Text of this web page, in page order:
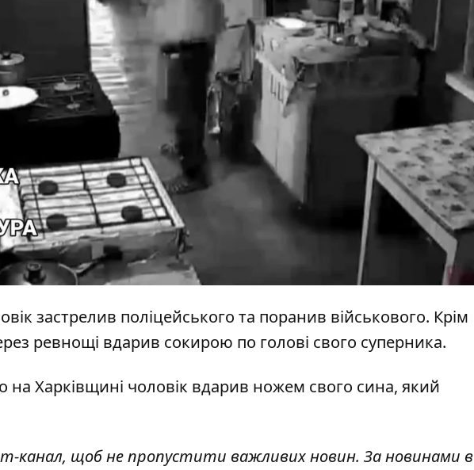
застрелив поліцейського та поранив військового. Крім
ревнощі вдарив сокирою по голові свого суперника.
на Харківщині чоловік вдарив ножем свого сина, який
канал, щоб не пропустити важливих новин. За новинами в